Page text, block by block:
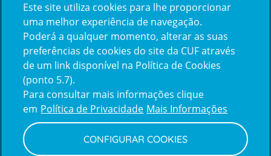
Inicie sessão com a Apple
Centro de Apoio ao Cliente | Política de Privacidade e Cookies
Este site utiliza cookies para lhe proporcionar
uma melhor experiência de navegação.
Poderá a qualquer momento, alterar as suas
preferências de cookies do site da CUF através
de um link disponível na Política de Cookies
(ponto 5.7).
Para consultar mais informações clique
em Política de Privacidade Mais Informações
CONFIGURAR COOKIES